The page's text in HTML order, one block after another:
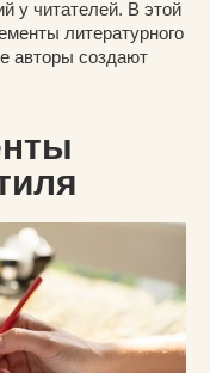
у читателей. В этой
литературного
авторы создают